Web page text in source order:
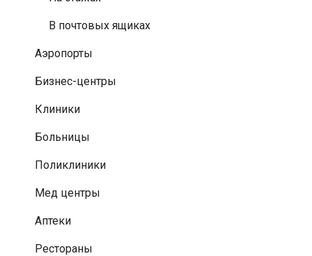
В почтовых ящиках
Аэропорты
Бизнес-центры
Клиники
Больницы
Поликлиники
Мед центры
Аптеки
Рестораны